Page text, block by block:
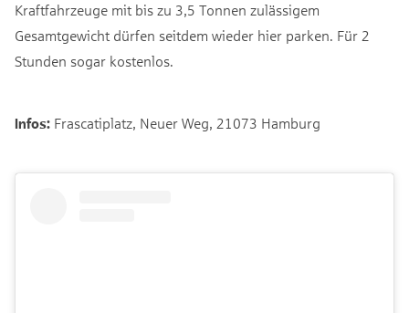
Kraftfahrzeuge mit bis zu 3,5 Tonnen zulässigem
Gesamtgewicht dürfen seitdem wieder hier parken. Für 2
Stunden sogar kostenlos.
Infos: Frascatiplatz, Neuer Weg, 21073 Hamburg